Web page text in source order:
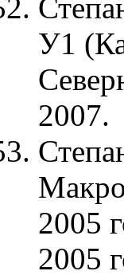
У1
2007.
2005
2005